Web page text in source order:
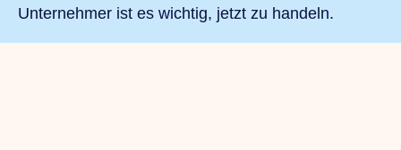
Unternehmer ist es wichtig, jetzt zu handeln.